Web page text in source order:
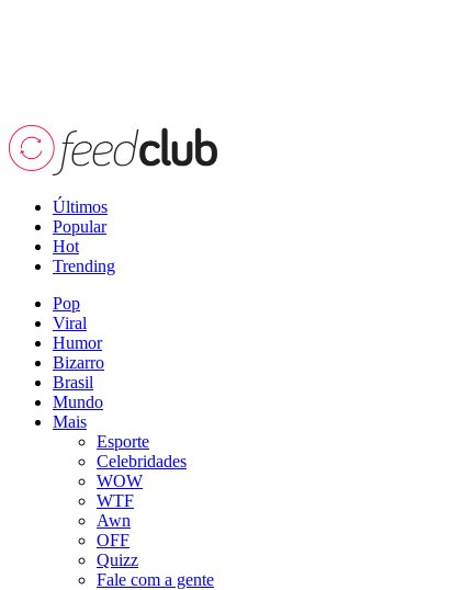
Últimos
Popular
Hot
Trending
Pop
Viral
Humor
Bizarro
Brasil
Mundo
Mais
Esporte
Celebridades
WOW
WTF
Awn
OFF
Quizz
Fale com a gente